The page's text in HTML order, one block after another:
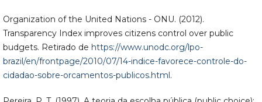
Organization of the United Nations - ONU. (2012).
Transparency Index improves citizens control over public
budgets. Retirado de https://www.unodc.org/lpo-
brazil/en/frontpage/2010/07/14-indice-favorece-controle-do-
cidadao-sobre-orcamentos-publicos.html .